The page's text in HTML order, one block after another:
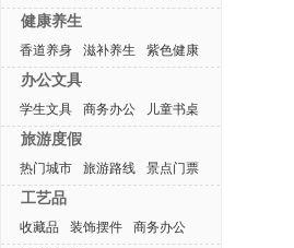
健康养生
香道养身 滋补养生 紫色健康
办公文具
学生文具 商务办公 儿童书桌
旅游度假
热门城市 旅游路线 景点门票
工艺品
收藏品 装饰摆件 商务办公
热门排行